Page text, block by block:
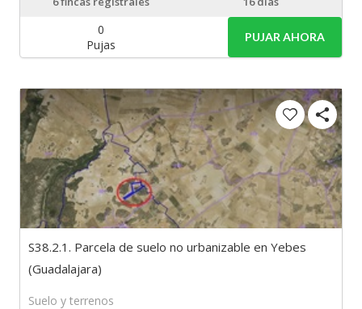
0
Pujas
PUJAR AHORA
S38.2.1. Parcela de suelo no urbanizable en Yebes
(Guadalajara)
Suelo y terrenos